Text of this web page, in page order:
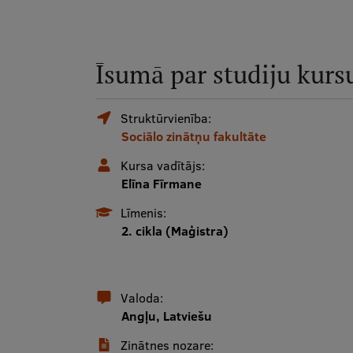
Īsumā par studiju
Struktūrvienība:
Sociālo zinātņu fakultāte
Kursa vadītājs:
Elīna Fīrmane
Līmenis:
2. cikla (Maģistra)
Valoda:
Angļu, Latviešu
Zinātnes nozare: